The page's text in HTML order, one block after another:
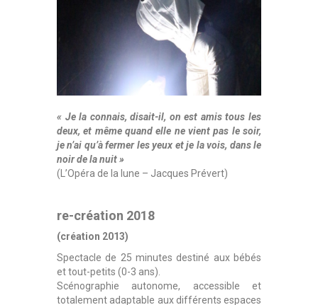
« Je la connais, disait-il, on est amis tous les
deux, et même quand elle ne vient pas le soir,
je n’ai qu’à fermer les yeux et je la vois, dans le
noir de la nuit »
(L’Opéra de la lune – Jacques Prévert)
re-création 2018
(création 2013)
Spectacle de 25 minutes destiné aux bébés
et tout-petits (0-3 ans).
Scénographie autonome, accessible et
totalement adaptable aux différents espaces